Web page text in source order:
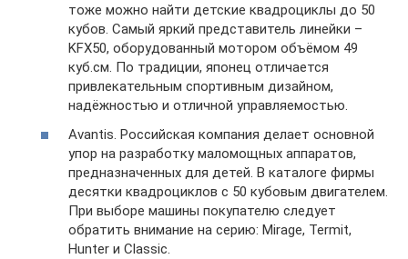
тоже можно найти детские квадроциклы до 50
кубов. Самый яркий представитель линейки –
KFX50, оборудованный мотором объёмом 49
куб.см. По традиции, японец отличается
привлекательным спортивным дизайном,
надёжностью и отличной управляемостью.
Avantis. Российская компания делает основной
упор на разработку маломощных аппаратов,
предназначенных для детей. В каталоге фирмы
десятки квадроциклов с 50 кубовым двигателем.
При выборе машины покупателю следует
обратить внимание на серию: Mirage, Termit,
Hunter и Classic.